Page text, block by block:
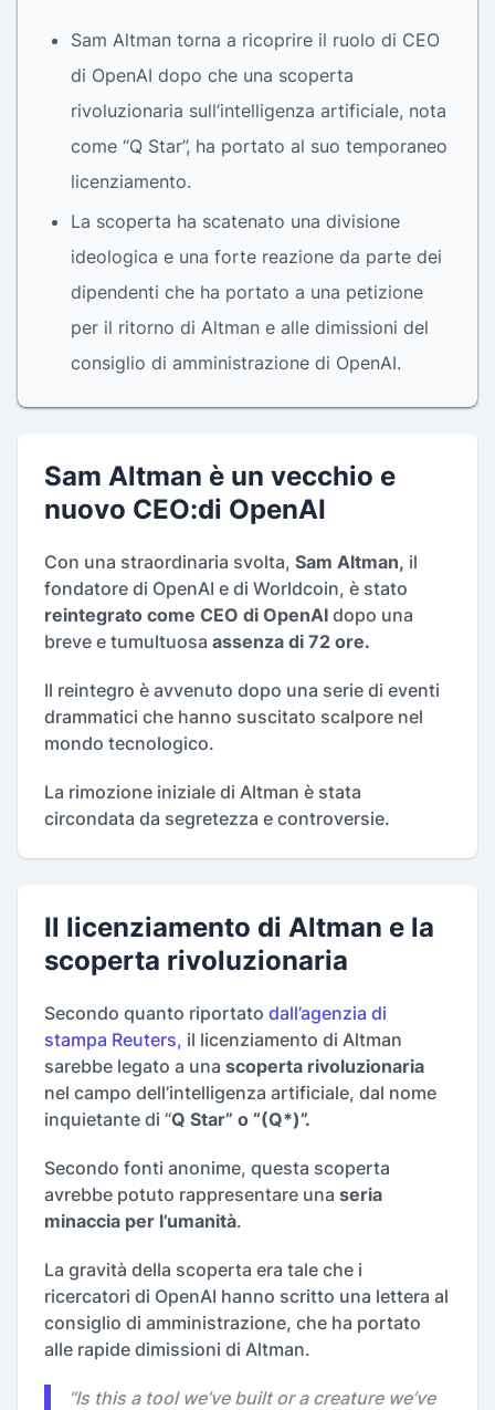
Sam Altman torna a ricoprire il ruolo di CEO
di OpenAI dopo che una scoperta
rivoluzionaria sull’intelligenza artificiale, nota
come “Q Star”, ha portato al suo temporaneo
licenziamento.
La scoperta ha scatenato una divisione
ideologica e una forte reazione da parte dei
dipendenti che ha portato a una petizione
per il ritorno di Altman e alle dimissioni del
consiglio di amministrazione di OpenAI.
Sam Altman è un vecchio e
nuovo CEO:di OpenAI
Con una straordinaria svolta, Sam Altman, il
fondatore di OpenAI e di Worldcoin, è stato
reintegrato come CEO di OpenAI dopo una
breve e tumultuosa assenza di 72 ore.
Il reintegro è avvenuto dopo una serie di eventi
drammatici che hanno suscitato scalpore nel
mondo tecnologico.
La rimozione iniziale di Altman è stata
circondata da segretezza e controversie.
Il licenziamento di Altman e la
scoperta rivoluzionaria
Secondo quanto riportato dall’agenzia di
stampa Reuters, il licenziamento di Altman
sarebbe legato a una scoperta rivoluzionaria
nel campo dell’intelligenza artificiale, dal nome
inquietante di “Q Star” o “(Q*)”.
Secondo fonti anonime, questa scoperta
avrebbe potuto rappresentare una seria
minaccia per l’umanità.
La gravità della scoperta era tale che i
ricercatori di OpenAI hanno scritto una lettera al
consiglio di amministrazione, che ha portato
alle rapide dimissioni di Altman.
“Is this a tool we’ve built or a creature we’ve